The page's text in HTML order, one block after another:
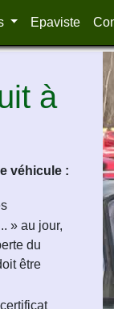
Epaviste
à
véhicule :
» au jour,
du
être